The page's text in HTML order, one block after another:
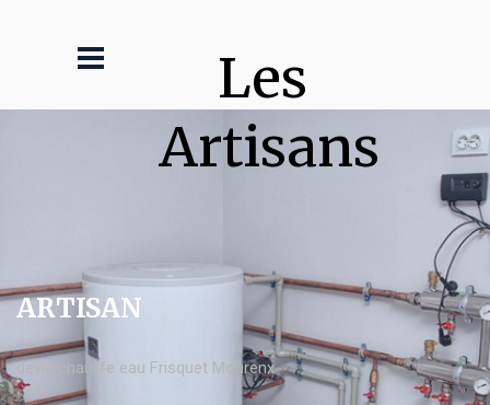
Les
Artisans
ARTISAN
devis chauffe eau Frisquet Mourenx